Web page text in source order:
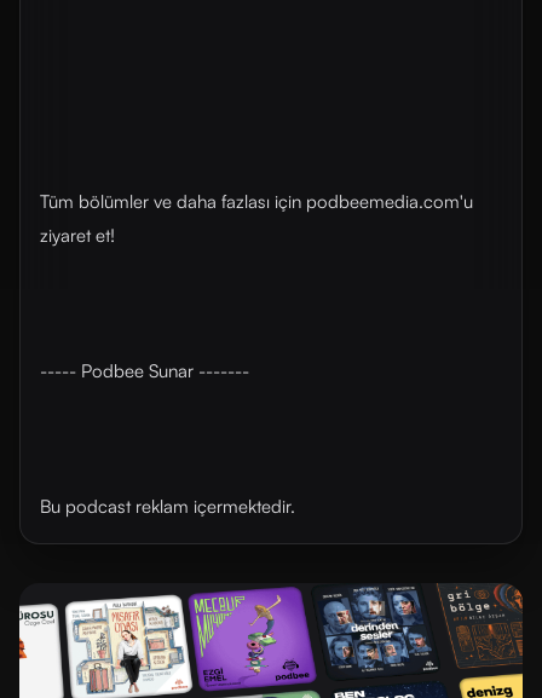
Tüm bölümler ve daha fazlası için ⁠⁠podbeemedia.com⁠⁠'u
ziyaret et!
----- Podbee Sunar -------
Bu podcast reklam içermektedir.